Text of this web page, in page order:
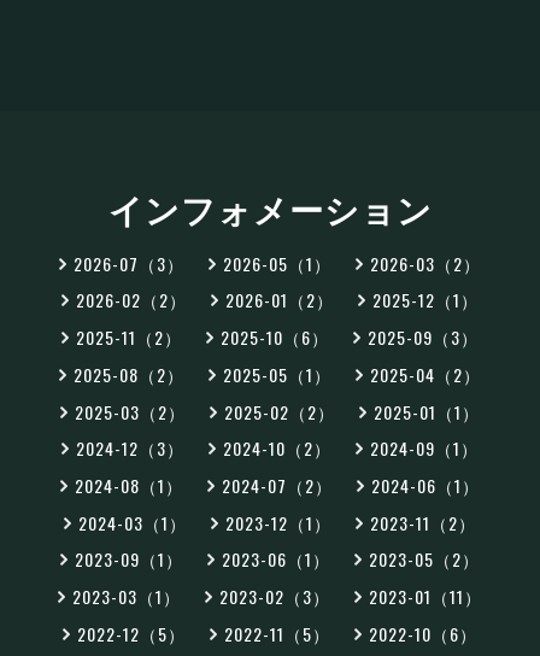
インフォメーション
2026-07（3） 2026-05（1）
2026-03（2）
2026-02（2）
2026-01（2）
2025-12（1）
2025-11（2）
2025-10（6）
2025-09（3）
2025-08（2）
2025-05（1）
2025-04（2）
2025-03（2）
2025-02（2）
2025-01（1）
2024-12（3）
2024-10（2）
2024-09（1）
2024-08（1）
2024-07（2）
2024-06（1）
2024-03（1）
2023-12（1）
2023-11（2）
2023-09（1）
2023-06（1）
2023-05（2）
2023-03（1）
2023-02（3）
2023-01（11）
2022-12（5）
2022-11（5）
2022-10（6）